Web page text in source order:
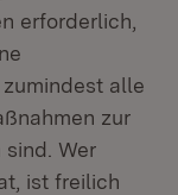
erforderlich,
alle
zur
Wer
ist freilich